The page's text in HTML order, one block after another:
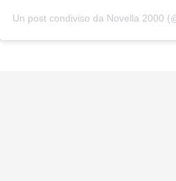
Un post condiviso da Novella 2000